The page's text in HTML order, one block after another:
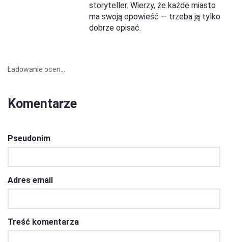
storyteller. Wierzy, że każde miasto
ma swoją opowieść — trzeba ją tylko
dobrze opisać.
Ładowanie ocen...
Komentarze
Pseudonim
Adres email
Treść komentarza